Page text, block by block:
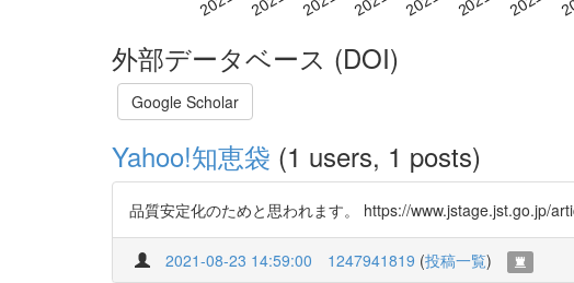
外部データベース (DOI)
Google Scholar
Yahoo!知恵袋 (1 users, 1 posts)
品質安定化のためと思われます。 https://www.jstage.jst.go.jp/
2021-08-23 14:59:00 1247941819 (投稿一覧)